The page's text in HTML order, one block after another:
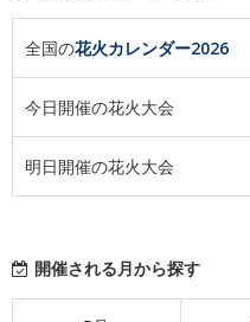
全国の花火カレンダー2026
今日開催の花火大会
明日開催の花火大会
開催される月から探す